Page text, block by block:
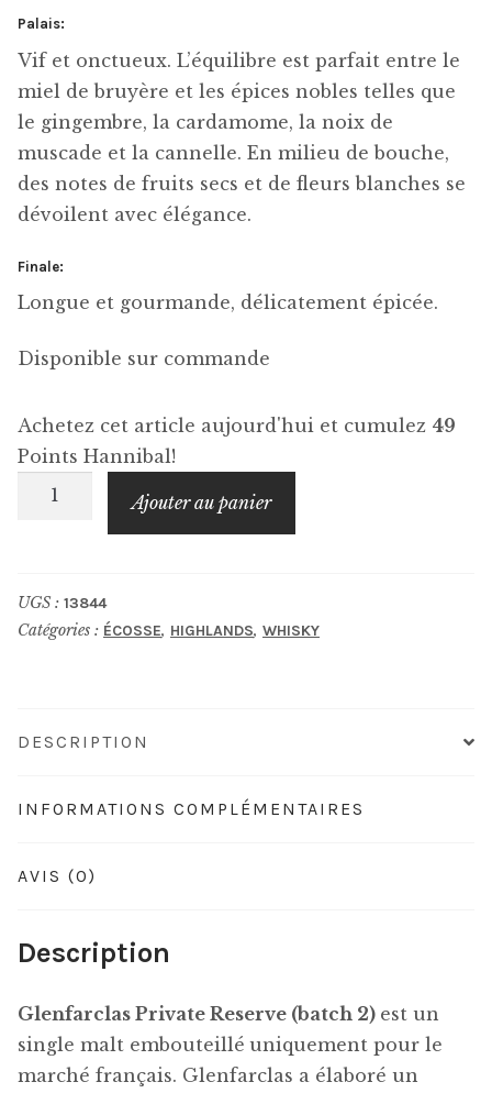
Palais:
Vif et onctueux. L’équilibre est parfait entre le
miel de bruyère et les épices nobles telles que
le gingembre, la cardamome, la noix de
muscade et la cannelle. En milieu de bouche,
des notes de fruits secs et de fleurs blanches se
dévoilent avec élégance.
Finale:
Longue et gourmande, délicatement épicée.
Disponible sur commande
Achetez cet article aujourd'hui et cumulez 49
Points Hannibal!
quantité
Reserve
2021
Ajouter au panier
UGS : 13844
Catégories : ÉCOSSE, HIGHLANDS, WHISKY
DESCRIPTION
INFORMATIONS COMPLÉMENTAIRES
AVIS (0)
Description
Glenfarclas Private Reserve (batch 2) est un
single malt embouteillé uniquement pour le
marché français. Glenfarclas a élaboré un